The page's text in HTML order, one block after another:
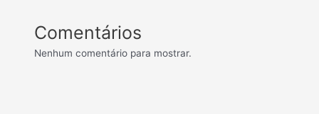
Comentários
Nenhum comentário para mostrar.